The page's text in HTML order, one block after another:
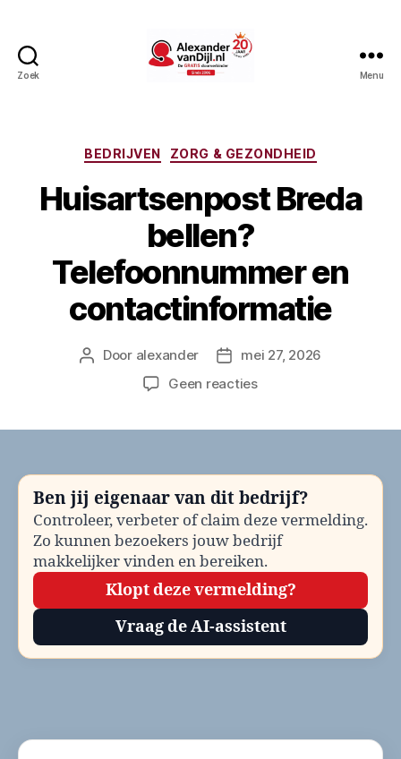
Zoek Menu
Categorieën
BEDRIJVEN ZORG & GEZONDHEID
Huisartsenpost Breda
bellen?
Telefoonnummer en
contactinformatie
Berichtauteur
Door alexander Berichtdatum
mei 27, 2026
Geen reactiesop
en
contactinformatie
Ben jij eigenaar van dit bedrijf?
Controleer, verbeter of claim deze vermelding.
Zo kunnen bezoekers jouw bedrijf
makkelijker vinden en bereiken.
Klopt deze vermelding?
Vraag de AI-assistent